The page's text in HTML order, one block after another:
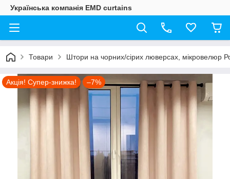
Українська компанія EMD curtains
Товари Штори на чорних/сірих люверсах, мікровелюр
Акція! Супер-знижка! –7%